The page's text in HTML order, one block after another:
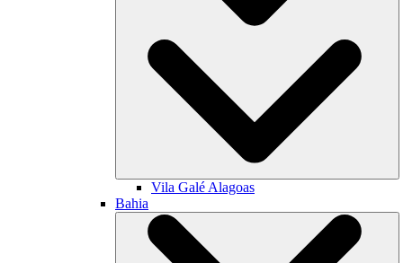
Vila Galé Alagoas
Bahia